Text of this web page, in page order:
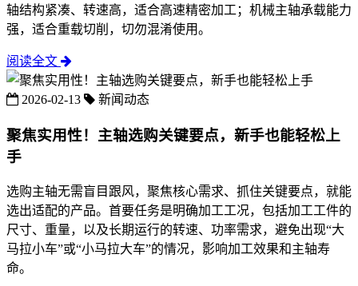
轴结构紧凑、转速高，适合高速精密加工；机械主轴承载能力
强，适合重载切削，切勿混淆使用。
阅读全文
2026-02-13 新闻动态
聚焦实用性！主轴选购关键要点，新手也能轻松上
手
选购主轴无需盲目跟风，聚焦核心需求、抓住关键要点，就能
选出适配的产品。首要任务是明确加工工况，包括加工工件的
尺寸、重量，以及长期运行的转速、功率需求，避免出现“大
马拉小车”或“小马拉大车”的情况，影响加工效果和主轴寿
命。